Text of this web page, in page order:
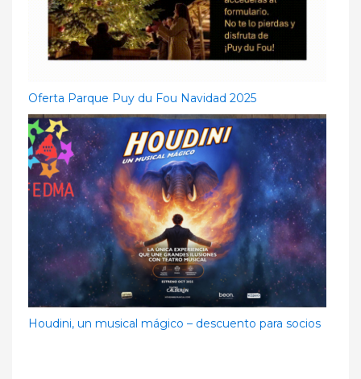
Oferta Parque Puy du Fou Navidad 2025
Houdini, un musical mágico – descuento para socios